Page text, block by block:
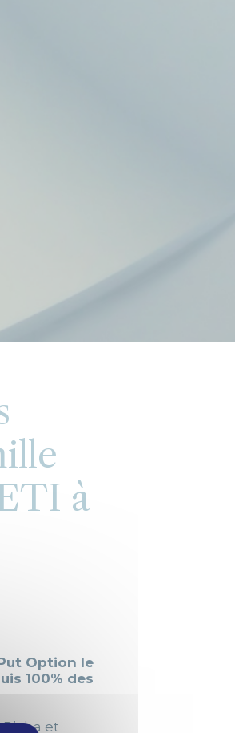
à
Option le
100% des
et